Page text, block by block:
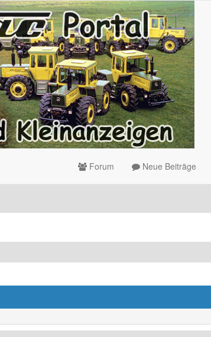
Forum Neue Beiträge